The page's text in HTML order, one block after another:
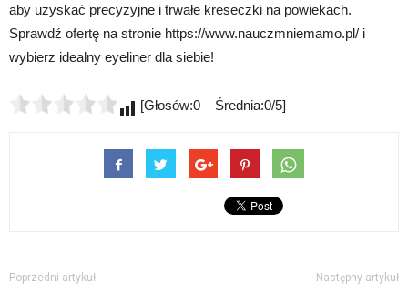
aby uzyskać precyzyjne i trwałe kreseczki na powiekach.
Sprawdź ofertę na stronie https://www.nauczmniemamo.pl/ i
wybierz idealny eyeliner dla siebie!
[Głosów:0 Średnia:0/5]
Poprzedni artykuł Następny artykuł